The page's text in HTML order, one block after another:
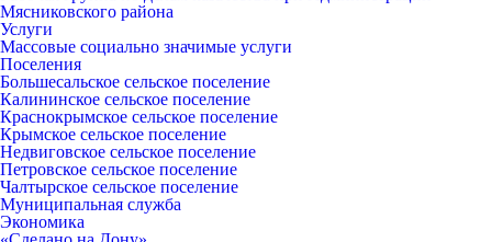
Мясниковского района
Услуги
Массовые социально значимые услуги
Поселения
Большесальское сельское поселение
Калининское сельское поселение
Краснокрымское сельское поселение
Крымское сельское поселение
Недвиговское сельское поселение
Петровское сельское поселение
Чалтырское сельское поселение
Муниципальная служба
Экономика